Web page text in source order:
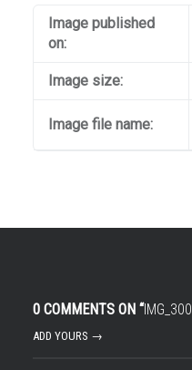
Image published
on:
Image size:
Image file name:
0 COMMENTS ON “
ADD YOURS →